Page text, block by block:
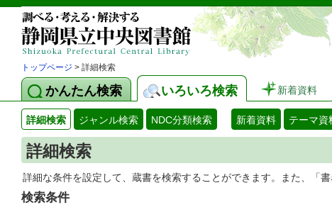
トップページ > 詳細検索
かんたん検索 いろいろ検索 新着資料
詳細検索 ジャンル検索 NDC分類検索 新着資料 テーマ資
詳細検索
詳細な条件を設定して、蔵書を検索することができます。また、「
検索条件